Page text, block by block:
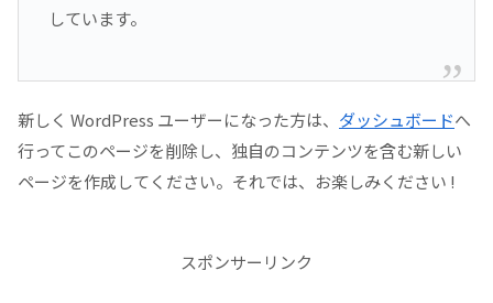
しています。
新しく WordPress ユーザーになった方は、 ダッシュボードへ
行ってこのページを削除し、独自のコンテンツを含む新しい
ページを作成してください。それでは、お楽しみください !
スポンサーリンク